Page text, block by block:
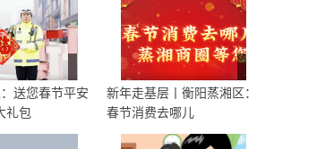
送您春节平安
礼包
新年走基层丨衡阳蒸湘区：
春节消费去哪儿